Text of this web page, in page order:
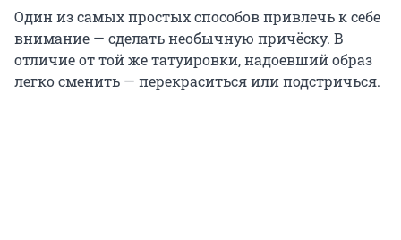
Один из самых простых способов привлечь к себе
внимание — сделать необычную причёску. В
отличие от той же татуировки, надоевший образ
легко сменить — перекраситься или подстричься.